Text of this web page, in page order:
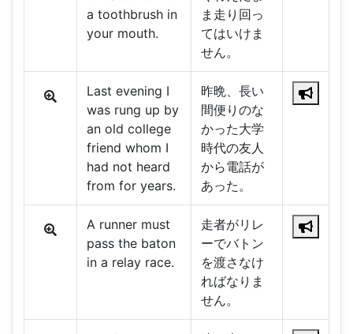
a toothbrush in
your mouth.
ま走り回っ
てはいけま
せん。
Last evening I
was rung up by
an old college
friend whom I
had not heard
from for years.
昨晩、長い
間便りのな
かった大学
時代の友人
から電話が
あった。
A runner must
pass the baton
in a relay race.
走者がリレ
ーでバトン
を渡さなけ
ればなりま
せん。